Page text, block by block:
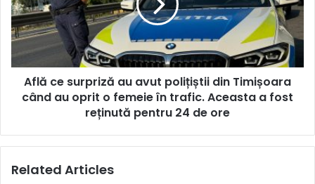
avut
polițiștii
din
Timișoara
când
oprit
în
Aceasta
Află ce surpriză au avut polițiștii din Timișoara
când au oprit o femeie în trafic. Aceasta a fost
reținută pentru 24 de ore
Related Articles